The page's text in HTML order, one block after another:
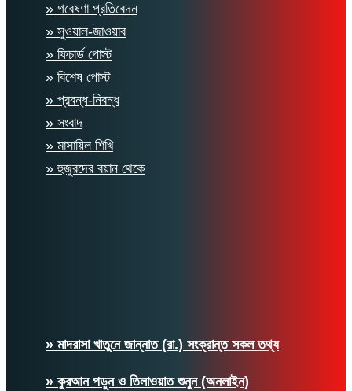
» গবেষণা প্রতিবেদন
» সুওয়াল-জাওয়াব
» ফিচার্ড পোস্ট
» বিশেষ পোস্ট
» প্রবন্ধ-নিবন্ধ
» সংবাদ
» মাসায়িল শিখি
» হুজুরদের বয়ান থেকে
» মাদরাসা খাতুনে জান্নাত (রা.) সংক্রান্ত সকল তথ্য
» কুরআন পড়ুন ও তিলাওয়াত শুনুন (অনলাইন)